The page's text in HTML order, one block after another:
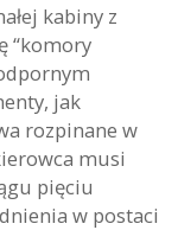
kabiny z
“komory
jak
rozpinane w
musi
pięciu
w postaci